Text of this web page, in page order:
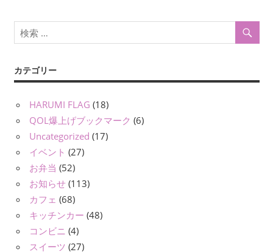
カテゴリー
HARUMI FLAG (18)
QOL爆上げブックマーク (6)
Uncategorized (17)
イベント (27)
お弁当 (52)
お知らせ (113)
カフェ (68)
キッチンカー (48)
コンビニ (4)
スイーツ (27)